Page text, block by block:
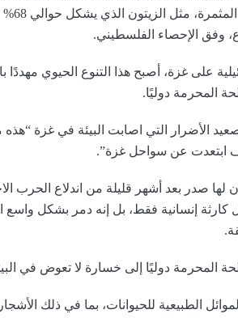
إجمالي
وفق الإحصاء الفلسطيني.
على غزة، أصبح هذا التنوع الحيوي مهددًا
المحرمة دوليًا.
التي اصابت البيئة في غزة “هذه
ابتعدت عن سواحل غزة”.
صدر بعد أشهر قليلة من اندلاع الحرب
إنسانية فقط، بل إنه دمر بشكل واسع
المحرمة دوليًا إلى خسارة لا تعوض في
الطبيعية للحيوانات، بما في ذلك الأشجار